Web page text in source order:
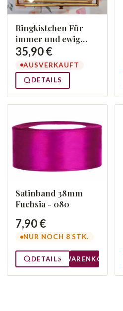
Ringkistchen Für
immer und ewig
Gold
35,90 €
AUSVERKAUFT
DETAILS
Satinband 38mm
Fuchsia - 080
7,90 €
NUR NOCH 8 STK.
DETAILS WARENKORB